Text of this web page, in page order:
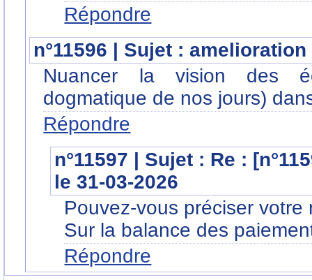
Répondre
n°11596 | Sujet :
Nuancer la vision des
dogmatique de nos jours)
Répondre
n°11597 | Sujet : Re :
le 31-03-2026
Pouvez-vous préciser
Sur la balance des
Répondre